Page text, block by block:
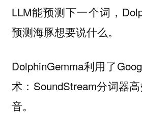
LLM能预测下一个词，
预测海豚想要说什么。
DolphinGemma利用了
术：SoundStream分词器
音。